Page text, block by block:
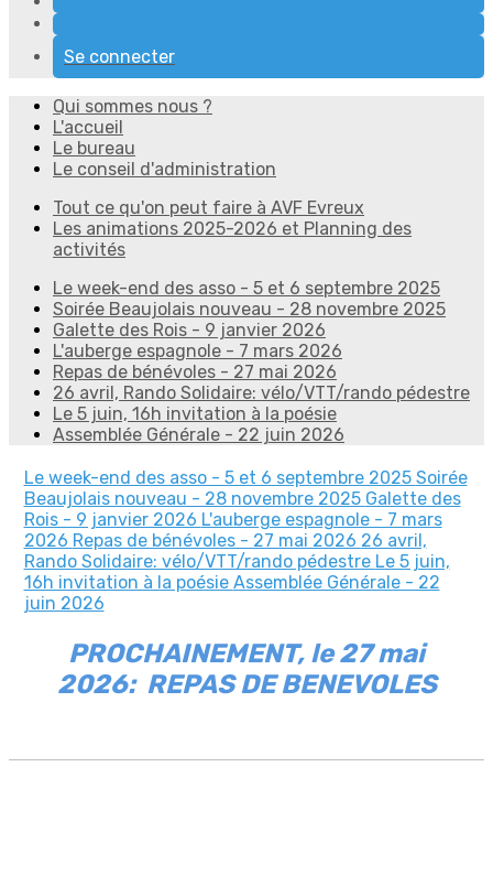
Se connecter
Qui sommes nous ?
L'accueil
Le bureau
Le conseil d'administration
Tout ce qu'on peut faire à AVF Evreux
Les animations 2025-2026 et Planning des
activités
Le week-end des asso - 5 et 6 septembre 2025
Soirée Beaujolais nouveau - 28 novembre 2025
Galette des Rois - 9 janvier 2026
L'auberge espagnole - 7 mars 2026
Repas de bénévoles - 27 mai 2026
26 avril, Rando Solidaire: vélo/VTT/rando pédestre
Le 5 juin, 16h invitation à la poésie
Assemblée Générale - 22 juin 2026
Le week-end des asso - 5 et 6 septembre 2025 Soirée
Beaujolais nouveau - 28 novembre 2025 Galette des
Rois - 9 janvier 2026 L'auberge espagnole - 7 mars
2026 Repas de bénévoles - 27 mai 2026 26 avril,
Rando Solidaire: vélo/VTT/rando pédestre Le 5 juin,
16h invitation à la poésie Assemblée Générale - 22
juin 2026
PROCHAINEMENT, le 27 mai
2026: REPAS DE BENEVOLES